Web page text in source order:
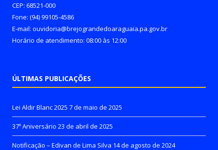
CEP: 68521-000
Fone: (94) 99105-4586
E-mail: ouvidoria@brejograndedoaraguaia.pa.gov.br
Horário de atendimento: 08:00 às 12:00
ÚLTIMAS PUBLICAÇÕES
Lei Aldir Blanc 2025 7 de maio de 2025
37º Aniversário 23 de abril de 2025
Notificação – Edivan de Lima Silva 14 de agosto de 2024